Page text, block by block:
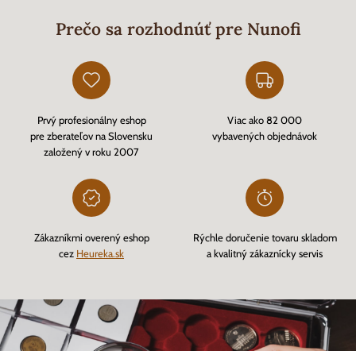
Prečo sa rozhodnúť pre Nunofi
Prvý profesionálny eshop
pre zberateľov na Slovensku
založený v roku 2007
Viac ako 82 000
vybavených objednávok
Zákazníkmi overený eshop
cez Heureka.sk
Rýchle doručenie tovaru skladom
a kvalitný zákaznícky servis